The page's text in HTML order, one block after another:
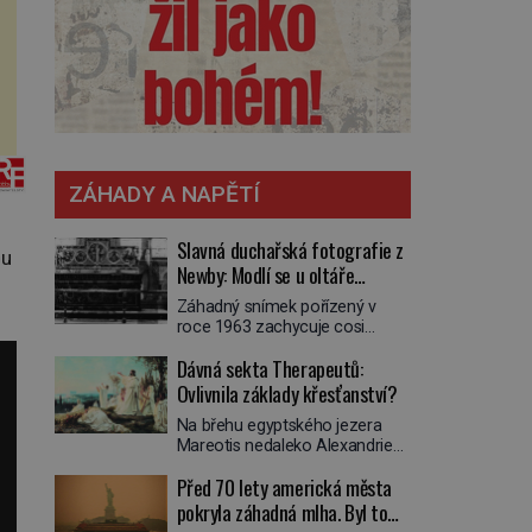
ZÁHADY A NAPĚTÍ
Slavná duchařská fotografie z
Newby: Modlí se u oltáře
přízračný mnich?
Záhadný snímek pořízený v
roce 1963 zachycuje cosi
poloprůhledná postava stojící u
oltáře je duch mnicha ze 16.
století s bílým závojem přes
obličej, který pravděpodobně
zakrývá lepru nebo jiné
považují vše za podvod. Jak
vlastně vznikla jedna z
Dávná sekta Therapeutů:
Ovlivnila základy křesťanství?
Na břehu egyptského jezera
Mareotis nedaleko Alexandrie
uzavřená komunita mužů a žen.
Každý obývá vlastní celu, kde se
věnuje modlitbě, meditaci a
Před 70 lety americká města
pokryla záhadná mlha. Byl to